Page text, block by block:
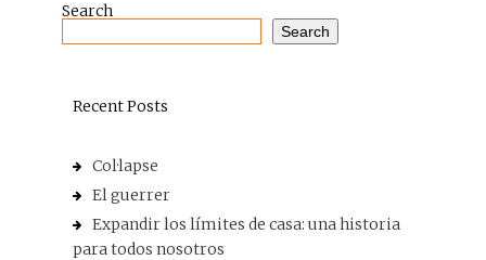
Search
Search
Recent Posts
Col·lapse
El guerrer
Expandir los límites de casa: una historia
para todos nosotros